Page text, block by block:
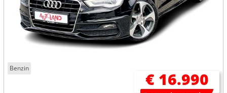
Benzin
€ 16.990